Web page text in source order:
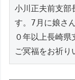
小川正夫前支部
す。7月に娘さ
０年以上長崎県
ご冥福をお祈